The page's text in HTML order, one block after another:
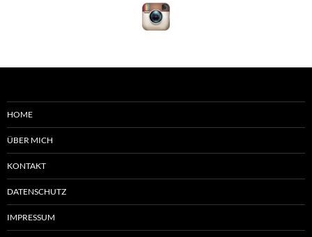
HOME
ÜBER MICH
KONTAKT
DATENSCHUTZ
IMPRESSUM